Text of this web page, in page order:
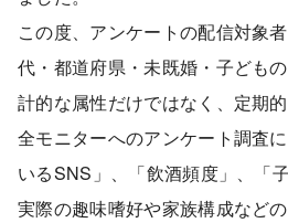
この度、アンケートの配信対象
代・都道府県・未既婚・子ども
計的な属性だけではなく、定期
全モニターへのアンケート調査
いるSNS」、「飲酒頻度」、「
実際の趣味嗜好や家族構成など